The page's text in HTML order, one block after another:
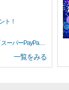
ト！
クーポン」
一覧をみる